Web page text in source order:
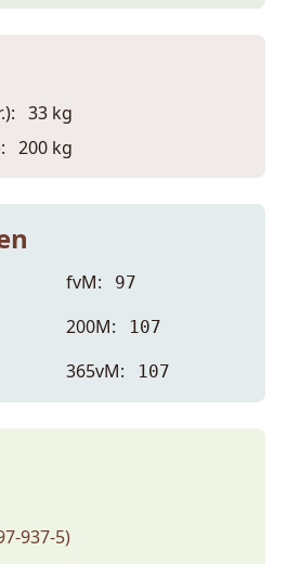
33 kg
200 kg
fvM: 97
200M: 107
365vM: 107
937-5)